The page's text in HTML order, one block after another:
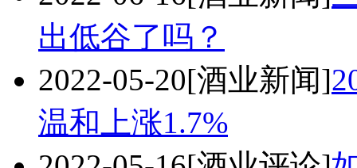
出低谷了吗？
2022-05-20[酒业新闻]
温和上涨1.7%